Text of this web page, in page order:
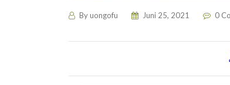
Byuongofu Juni 25, 2021 0